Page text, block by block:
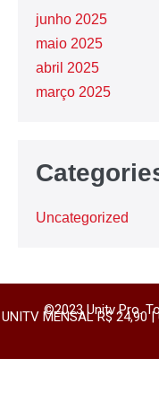
junho 2025
maio 2025
abril 2025
março 2025
Uncategorized
©2023 Unitv Pro.
UNITV MENSAL R$ 24,90